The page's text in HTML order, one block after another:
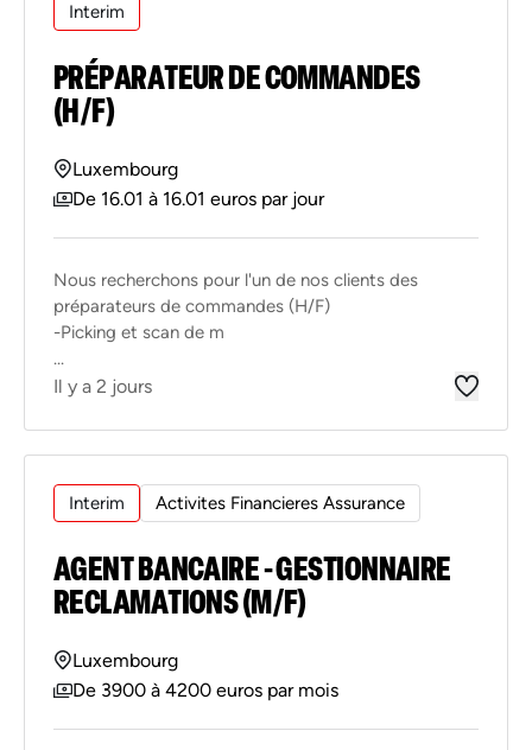
Interim
PRÉPARATEUR DE COMMANDES
(H/F)
Luxembourg
De 16.01 à 16.01 euros par jour
Nous recherchons pour l'un de nos clients des
préparateurs de commandes (H/F)
-Picking et scan de m
...
Il y a 2 jours
Interim Activites Financieres Assurance
AGENT BANCAIRE - GESTIONNAIRE
RECLAMATIONS (M/F)
Luxembourg
De 3900 à 4200 euros par mois